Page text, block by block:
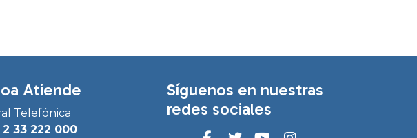
Atiende
Telefónica
2 33 222 000
Síguenos en nuestras
redes sociales